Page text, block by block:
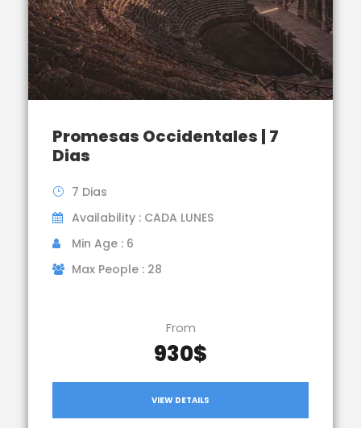
Promesas Occidentales | 7
Dias
7 Dias
Availability : CADA LUNES
Min Age : 6
Max People : 28
From
930$
VIEW DETAILS